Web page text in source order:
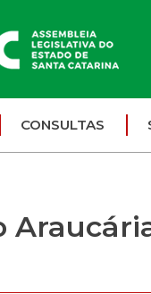
CONSULTAS